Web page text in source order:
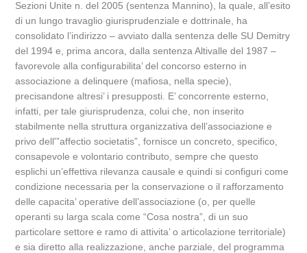
Sezioni Unite n. del 2005 (sentenza Mannino), la quale, all’esito
di un lungo travaglio giurisprudenziale e dottrinale, ha
consolidato l’indirizzo – avviato dalla sentenza delle SU Demitry
del 1994 e, prima ancora, dalla sentenza Altivalle del 1987 –
favorevole alla configurabilita’ del concorso esterno in
associazione a delinquere (mafiosa, nella specie),
precisandone altresi’ i presupposti. E’ concorrente esterno,
infatti, per tale giurisprudenza, colui che, non inserito
stabilmente nella struttura organizzativa dell’associazione e
privo dell'”affectio societatis”, fornisce un concreto, specifico,
consapevole e volontario contributo, sempre che questo
esplichi un’effettiva rilevanza causale e quindi si configuri come
condizione necessaria per la conservazione o il rafforzamento
delle capacita’ operative dell’associazione (o, per quelle
operanti su larga scala come “Cosa nostra”, di un suo
particolare settore e ramo di attivita’ o articolazione territoriale)
e sia diretto alla realizzazione, anche parziale, del programma